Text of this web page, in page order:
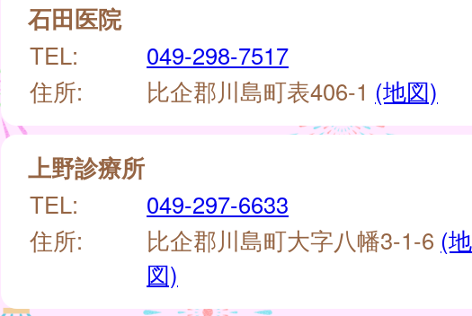
石田医院
TEL:
049-298-7517
住所:
比企郡川島町表406‐1 (地図)
上野診療所
TEL:
049-297-6633
住所:
比企郡川島町大字八幡3-1-6 (地
図)